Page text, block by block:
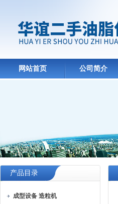
网站首页 公司简介
产品目录
成型设备 造粒机